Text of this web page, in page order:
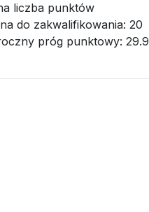
liczba punktów
do zakwalifikowania: 20
próg punktowy: 29.9